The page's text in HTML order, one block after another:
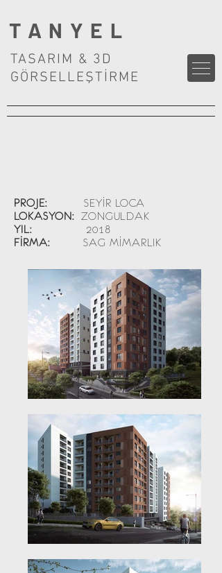
TANYEL
TASARIM & 3D
GÖRSELLEŞTİRME
PROJE:SEYİR LOCA
LOKASYON: ZONGULDAK
YIL:
2018
FİRMA:
SAG MİMARLIK